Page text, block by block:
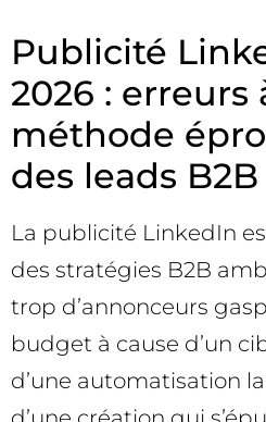
Publicité
2026 : erreurs
méthode
des leads
La publicité LinkedIn
des stratégies B2B
trop d’annonceurs
budget à cause d’un
d’une automatisation